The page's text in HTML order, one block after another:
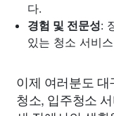
다.
경험 및 전문성:
있는 청소 서비
이제 여러분도
청소, 입주청소